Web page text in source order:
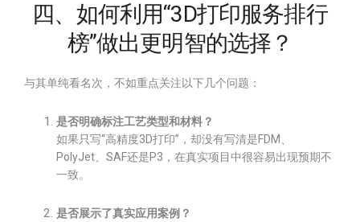
四、如何利用“3D打印服务排行
榜”做出更明智的选择？
与其单纯看名次，不如重点关注以下几个问题：
是否明确标注工艺类型和材料？
如果只写“高精度3D打印”，却没有写清是FDM、
PolyJet、SAF还是P3，在真实项目中很容易出现预期不
一致。
是否展示了真实应用案例？